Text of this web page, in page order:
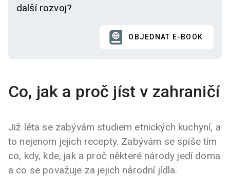
další rozvoj?
OBJEDNAT E-BOOK
Co, jak a proč jíst v zahraničí
Již léta se zabývám studiem etnických kuchyní, a
to nejenom jejich recepty. Zabývám se spíše tím
co, kdy, kde, jak a proč některé národy jedí doma
a co se považuje za jejich národní jídla.